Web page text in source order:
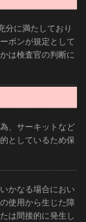
分に満たしており
ボンが規定として
は検査官の判断に
、サーキットなど
としているため保
かなる場合におい
使用から生じた障
は間接的に発生し